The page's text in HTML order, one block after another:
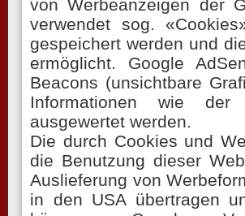
von Werbeanzeigen der
verwendet sog.
gespeichert werden und
ermöglicht. Google
Beacons (unsichtbare
Informationen wie der
ausgewertet werden.
Die durch Cookies und
die Benutzung dieser
Auslieferung von
in den USA übertragen